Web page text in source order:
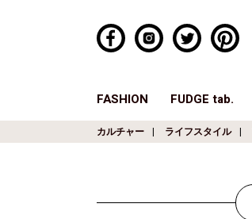
FASHION FUDGE tab.
カルチャー ライフスタイル